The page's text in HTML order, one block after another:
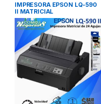
IMPRESORA EPSON LQ-590
II MATRICIAL